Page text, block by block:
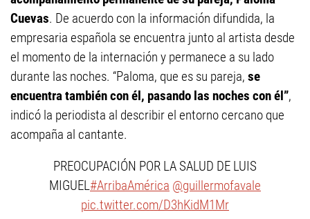
Cuevas. De acuerdo con la información difundida, la
empresaria española se encuentra junto al artista desde
el momento de la internación y permanece a su lado
durante las noches. “Paloma, que es su pareja, se
encuentra también con él, pasando las noches con él”,
indicó la periodista al describir el entorno cercano que
acompaña al cantante.
PREOCUPACIÓN POR LA SALUD DE LUIS
MIGUEL#ArribaAmérica @guillermofavale
pic.twitter.com/D3hKidM1Mr